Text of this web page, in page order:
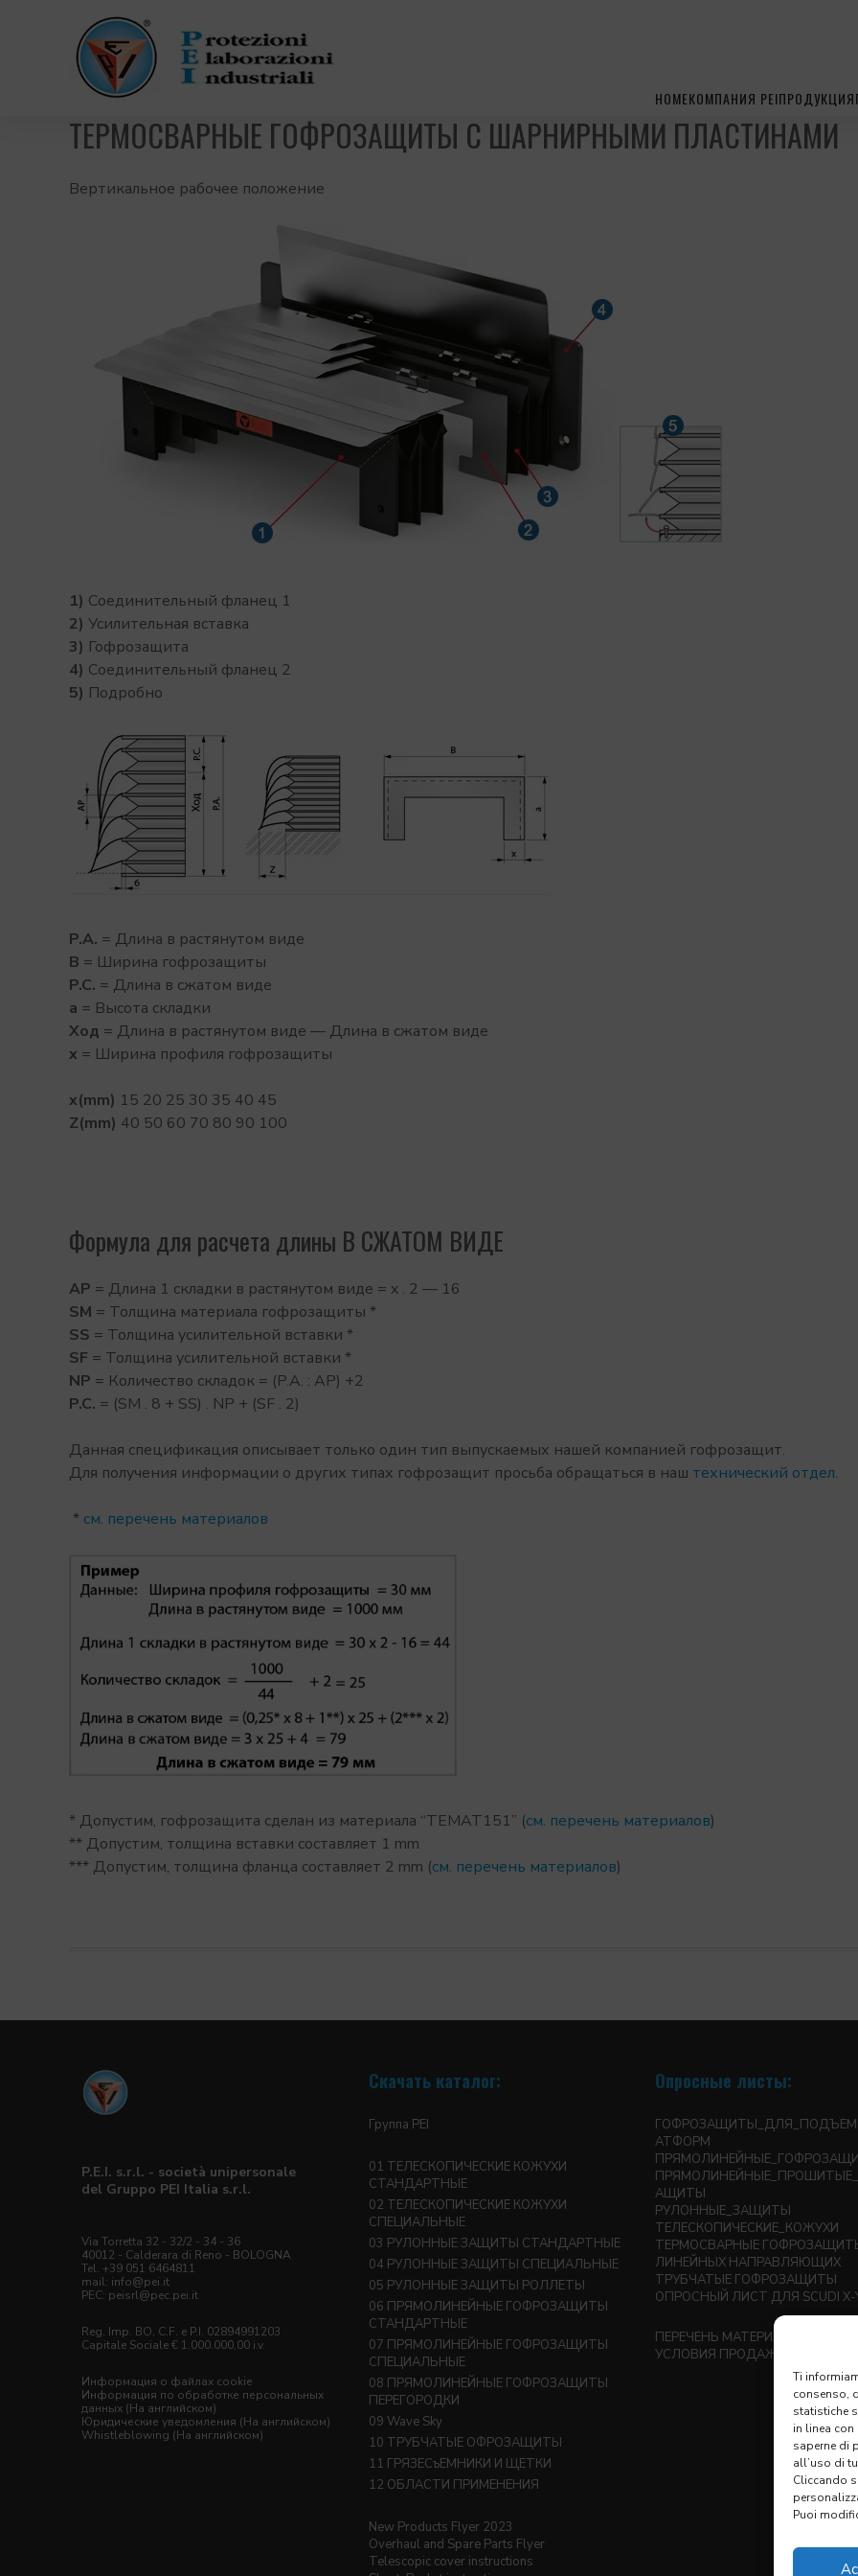
Ti
consenso,
statistiche
in linea con
saperne di
all’uso di
Cliccando
Puoi
HOMEКОМПАНИЯ PEIПРОДУКЦИЯ
ТЕРМОСВАРНЫЕ ГОФРОЗАЩИТЫ С ШАРНИРНЫМИ ПЛАСТИНАМИ
Вертикальное рабочее положение
1) Соединительный фланец 1
2) Усилительная вставка
3) Гофрозащитa
4) Соединительный фланец 2
5) Подробно
P.A. = Длина в растянутом виде
B = Ширина гофрозащиты
P.C. = Длина в сжатом виде
a = Высота складки
Ход = Длина в растянутом виде — Длина в сжатом виде
x = Ширина профиля гофрозащиты
x(mm) 15 20 25 30 35 40 45
Z(mm) 40 50 60 70 80 90 100
Формула для расчета длины В СЖАТОМ ВИДЕ
AP = Длина 1 складки в растянутом виде = x . 2 — 16
SM = Толщина материала гофрозащиты *
SS = Толщина усилительной вставки *
SF = Толщина усилительной вставки *
NP = Количество складок = (P.A. : AP) +2
P.C. = (SM . 8 + SS) . NP + (SF . 2)
Данная спецификация описывает только один тип выпускаемых нашей компанией гофрозащит.
Для получения информации о других типах гофрозащит просьба обращаться в наш технический отдел.
* см. перечень материалов
* Допустим, гофрозащитa сделан из материала “TEMAT151” (см. перечень материалов)
** Допустим, толщина вставки составляет 1 mm
*** Допустим, толщина фланца составляет 2 mm (см. перечень материалов)
P.E.I. s.r.l. - società unipersonale
del Gruppo PEI Italia s.r.l.
Via Torretta 32 - 32/2 - 34 - 36
40012 - Calderara di Reno - BOLOGNA
Tel. +39 051 6464811
mail: info@pei.it
PEC: peisrl@pec.pei.it
Reg. Imp. BO, C.F. e P.I. 02894991203
Capitale Sociale € 1.000.000,00 i.v.
Информация о файлах cookie
Информация по обработке персональных
данных (На английском)
Юридические уведомления (На английском)
Whistleblowing (На английском)
Скачать каталог:
Группа PEI
ТЕЛЕСКОПИЧЕСКИЕ КОЖУХИ
СТАНДАРТНЫЕ
ТЕЛЕСКОПИЧЕСКИЕ КОЖУХИ
СПЕЦИАЛЬНЫЕ
РУЛОННЫЕ ЗАЩИТЫ СТАНДАРТНЫЕ
РУЛОННЫЕ ЗАЩИТЫ СПЕЦИАЛЬНЫЕ
РУЛОННЫЕ ЗАЩИТЫ РОЛЛЕТЫ
ПРЯМОЛИНЕЙНЫЕ ГОФРОЗАЩИТЫ
СТАНДАРТНЫЕ
ПРЯМОЛИНЕЙНЫЕ ГОФРОЗАЩИТЫ
СПЕЦИАЛЬНЫЕ
ПРЯМОЛИНЕЙНЫЕ ГОФРОЗАЩИТЫ
ПЕРЕГОРОДКИ
Wave Sky
ТРУБЧАТЫЕ ОФРОЗАЩИТЫ
ГРЯЗЕСъЕМНИКИ И ЩЕТКИ
ОБЛАСТИ ПРИМЕНЕНИЯ
New Products Flyer 2023
Overhaul and Spare Parts Flyer
Telescopic cover instructions
Опросные листы:
АТФОРМ
АЩИТЫ
РУЛОННЫЕ_ЗАЩИТЫ
ТЕЛЕСКОПИЧЕСКИЕ_КОЖУХИ
ТЕРМОСВАРНЫЕ
ЛИНЕЙНЫХ НАПРАВЛЯЮЩИХ
ТРУБЧАТЫЕ ГОФРОЗАЩИТЫ
ОПРОСНЫЙ ЛИСТ ДЛЯ SCUDI X-
ПЕРЕЧЕНЬ МАТЕРИАЛОВ
УСЛОВИЯ ПРОДАЖИ